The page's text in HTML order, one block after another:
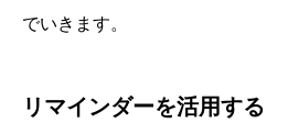
でいきます。
リマインダーを活用する